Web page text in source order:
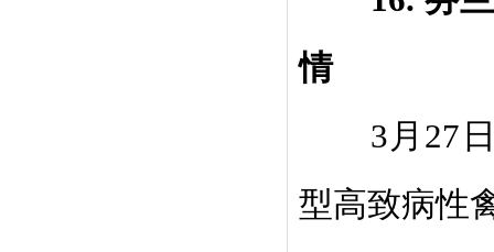
情
3 月 27
型高致病性